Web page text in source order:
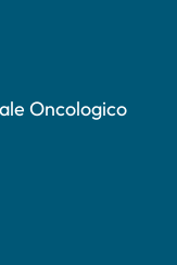
Oncologico